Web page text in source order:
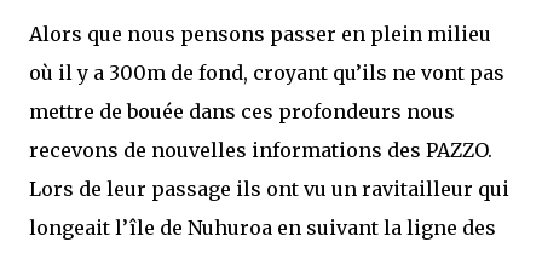
Alors que nous pensons passer en plein milieu
où il y a 300m de fond, croyant qu’ils ne vont pas
mettre de bouée dans ces profondeurs nous
recevons de nouvelles informations des PAZZO.
Lors de leur passage ils ont vu un ravitailleur qui
longeait l’île de Nuhuroa en suivant la ligne des